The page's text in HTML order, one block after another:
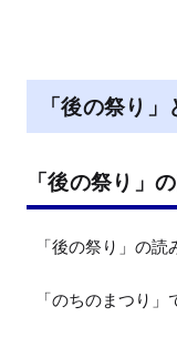
「後の祭り」
「後の祭り」
「後の祭り」の読
「のちのまつり」